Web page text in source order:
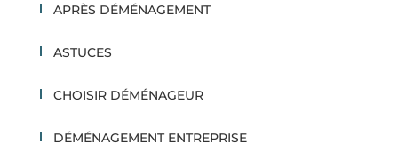
APRÈS DÉMÉNAGEMENT
ASTUCES
CHOISIR DÉMÉNAGEUR
DÉMÉNAGEMENT ENTREPRISE